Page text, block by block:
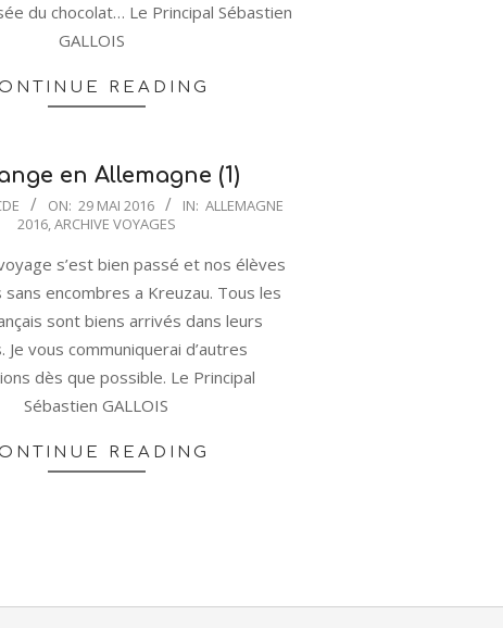
du chocolat… Le Principal Sébastien
GALLOIS
READING
en Allemagne (1)
ON: 29 MAI 2016 IN: ALLEMAGNE
2016,ARCHIVE VOYAGES
s’est bien passé et nos élèves
encombres a Kreuzau. Tous les
sont biens arrivés dans leurs
Je vous communiquerai d’autres
dès que possible. Le Principal
Sébastien GALLOIS
READING